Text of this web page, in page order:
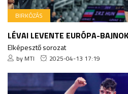
BIRKÓZÁS
LÉVAI LEVENTE EURÓPA-
Elképesztő sorozat
by MTI 2025-04-13 17:19